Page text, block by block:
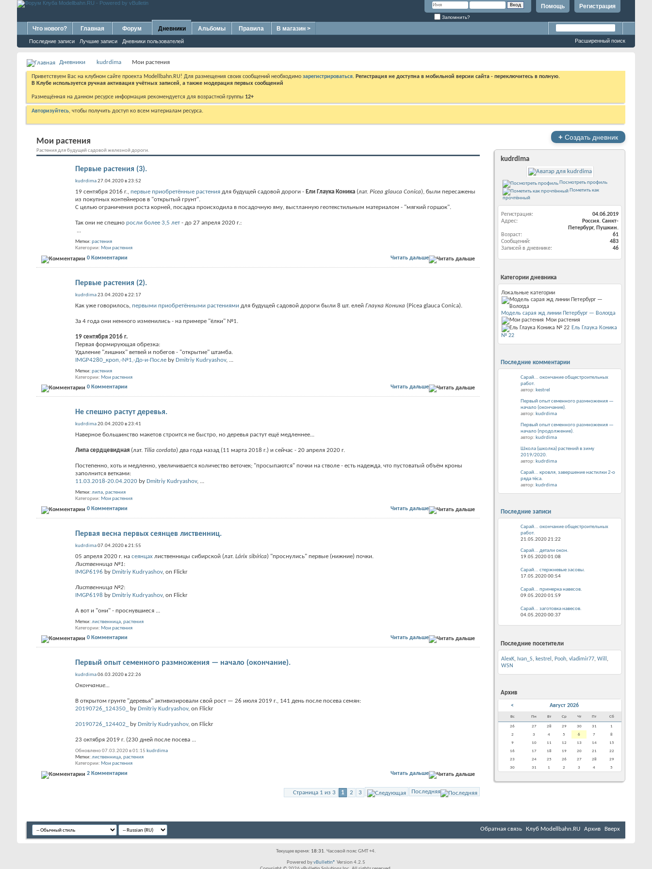
Регистрация
Помощь
Запомнить?
Что нового? Главная Форум Дневники
Последние записи Лучшие записи Дневники пользователей
Альбомы Правила В магазин >
Расширенный поиск
Дневники kudrdima Мои растения
Приветствуем Вас на клубном сайте проекта Modellbahn.RU! Для размещения своих сообщений необходимо зарегистрироваться. Регистрация не доступна в мобильной версии сайта - переключитесь в полную.
В Клубе используется ручная активация учётных записей, а также модерация первых сообщений
Размещённая на данном ресурсе информация рекомендуется для возрастной группы 12+
Авторизуйтесь, чтобы получить доступ ко всем материалам ресурса.
Мои растения
Растения для будущей садовой железной дороги.
Первые растения (3).
kudrdima27.04.2020 в 23:52
19 сентября 2016 г., первые приобретённые растения для будущей садовой дороги - Ели Глаука Коника (лат. Picea glauca Conica), были пересажены
из покупных контейнеров в "открытый грунт".
С целью ограничения роста корней, посадка происходила в посадочную яму, выстланную геотекстильным материалом - "мягкий горшок".
Так они не спешно росли более 3,5 лет - до 27 апреля 2020 г.:
...
Метки: растения
Категории Мои растения
0 Комментарии Читать дальше
Первые растения (2).
kudrdima23.04.2020 в 22:17
Как уже говорилось, первыми приобретёнными растениями для будущей садовой дороги были 8 шт. елей Глаука Коника (Picea glauca Conica).
За 4 года они немного изменились - на примере "ёлки" №1.
19 сентября 2016 г.
Первая формирующая обрезка:
Удаление "лишних" ветвей и побегов - "открытие" штамба.
IMGP4280_кроп,-№1,-До-и-После by Dmitriy Kudryashov,
Метки: растения
Категории Мои растения
0 Комментарии Читать дальше
Не спешно растут деревья.
kudrdima20.04.2020 в 23:41
Наверное большинство макетов строится не быстро, но деревья растут ещё медленнее...
Липа сердцевидная (лат. Tilia cordata) два года назад (11 марта 2018 г.) и сейчас - 20 апреля 2020 г.
Постепенно, хоть и медленно, увеличивается количество веточек; "просыпаются" почки на стволе - есть надежда, что пустоватый объём кроны
заполнится ветками:
11.03.2018-20.04.2020 by Dmitriy Kudryashov, ...
Метки: липа, растения
Категории Мои растения
0 Комментарии Читать дальше
Первая весна первых сеянцев лиственниц.
kudrdima07.04.2020 в 21:55
05 апреля 2020 г. на сеянцах лиственницы сибирской (лат. Lárix sibírica) "проснулись" первые (нижние) почки.
Лиственница №1:
IMGP6196 by Dmitriy Kudryashov, on Flickr
Лиственница №2:
IMGP6198 by Dmitriy Kudryashov, on Flickr
А вот и "они" - проснувшиеся
Метки: лиственница, растения
Категории Мои растения
0 Комментарии Читать дальше
Первый опыт семенного размножения — начало (окончание).
kudrdima06.03.2020 в 22:26
Окончание...
В открытом грунте "деревья" активизировали свой рост — 26 июля 2019 г., 141 день после посева семян:
20190726_124350_
by Dmitriy Kudryashov, on Flickr
20190726_124402_ by Dmitriy Kudryashov, on Flickr
23 октября 2019 г. (230 дней после посева ...
Обновлено 07.03.2020 в 01:15 kudrdima
Метки: лиственница, растения
Категории Мои растения
2 Комментарии Читать дальше
Страница 1 из 3 1 2 3 Последняя
+ Создать дневник
kudrdima
Посмотреть профиль
Пометить как
прочтённый
Регистрация
04.06.2019
Адрес
Россия. Санкт-
Петербург, Пушкин.
Возраст
61
Сообщений
483
Записей в дневнике
46
Категории дневника
Локальные категории
Модель сарая жд линии Петербург — Вологда
Мои растения
Ель Глаука Коника
№ 22
Последние комментарии
Сарай... окончание общестроительных
работ.
автор: kestrel
Первый опыт семенного размножения —
начало (окончание).
автор: kudrdima
Первый опыт семенного размножения —
начало (продолжение).
автор: kudrdima
Школа (школка) растений в зиму
2019/2020.
автор: kudrdima
Сарай... кровля, завершение настилки 2-о
ряда тёса.
автор: kudrdima
Последние записи
Сарай... окончание общестроительных
работ.
21.05.202021:22
Сарай... детали окон.
19.05.202001:08
Сарай... стержневые засовы.
17.05.202000:54
Сарай... примерка навесов.
09.05.202001:59
Сарай... заготовка навесов.
04.05.202000:37
Последние посетители
AlexK, Ivan_S, kestrel , Pooh, vladimir77, Will ,
WSN
Архив
< Август 2026
Вс Пн Вт Ср Чт Пт Сб
26 27 28 29 30 31
1
2
3 4 5 6 7
8
9
10 11 12 13 14
15
16
17 18 19 20 21
22
23
24 25 26 27 28
29
30
31 1 2 3 4 5
Обратная связь Клуб Мodellbahn.RU Архив Вверх
Текущее время: 18:31. Часовой пояс GMT +4.
Powered byvBulletin® Version 4.2.5